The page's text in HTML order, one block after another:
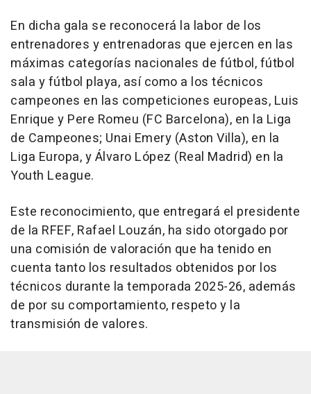
En dicha gala se reconocerá la labor de los
entrenadores y entrenadoras que ejercen en las
máximas categorías nacionales de fútbol, fútbol
sala y fútbol playa, así como a los técnicos
campeones en las competiciones europeas, Luis
Enrique y Pere Romeu (FC Barcelona), en la Liga
de Campeones; Unai Emery (Aston Villa), en la
Liga Europa, y Álvaro López (Real Madrid) en la
Youth League.
Este reconocimiento, que entregará el presidente
de la RFEF, Rafael Louzán, ha sido otorgado por
una comisión de valoración que ha tenido en
cuenta tanto los resultados obtenidos por los
técnicos durante la temporada 2025-26, además
de por su comportamiento, respeto y la
transmisión de valores.